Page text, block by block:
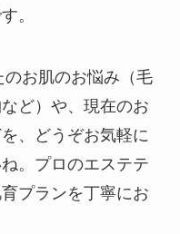
。
のお肌のお悩み（毛
ど）や、現在のお
、どうぞお気軽に
。プロのエステテ
プランを丁寧にお